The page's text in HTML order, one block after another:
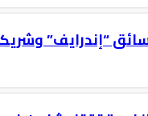
“إندرايف”